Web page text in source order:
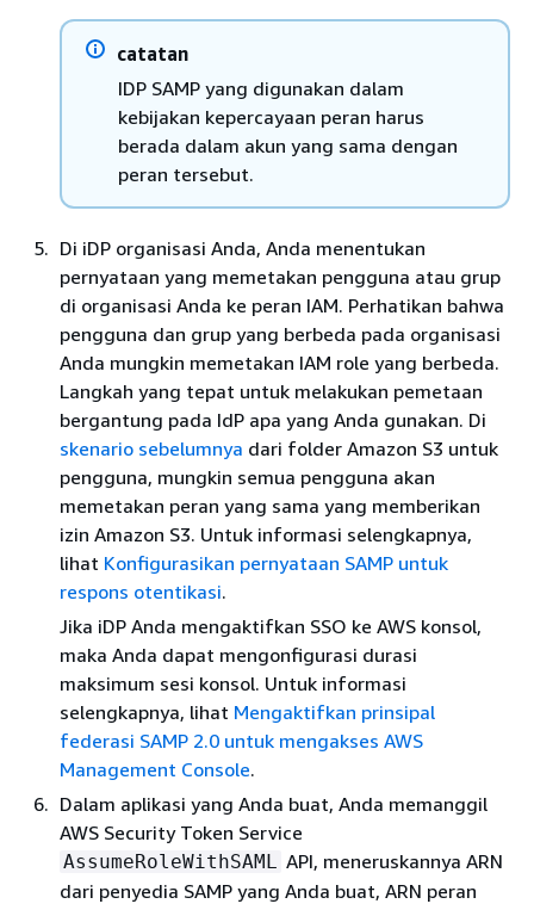
catatan
IDP SAMP yang digunakan dalam
kebijakan kepercayaan peran harus
berada dalam akun yang sama dengan
peran tersebut.
Di iDP organisasi Anda, Anda menentukan
pernyataan yang memetakan pengguna atau grup
di organisasi Anda ke peran IAM. Perhatikan bahwa
pengguna dan grup yang berbeda pada organisasi
Anda mungkin memetakan IAM role yang berbeda.
Langkah yang tepat untuk melakukan pemetaan
bergantung pada IdP apa yang Anda gunakan. Di
skenario sebelumnya dari folder Amazon S3 untuk
pengguna, mungkin semua pengguna akan
memetakan peran yang sama yang memberikan
izin Amazon S3. Untuk informasi selengkapnya,
lihat Konfigurasikan pernyataan SAMP untuk
respons otentikasi.
Jika iDP Anda mengaktifkan SSO ke AWS konsol,
maka Anda dapat mengonfigurasi durasi
maksimum sesi konsol. Untuk informasi
selengkapnya, lihat Mengaktifkan prinsipal
federasi SAMP 2.0 untuk mengakses AWS
Management Console.
Dalam aplikasi yang Anda buat, Anda memanggil
AWS Security Token Service
AssumeRoleWithSAML API, meneruskannya ARN
dari penyedia SAMP yang Anda buat, ARN peran